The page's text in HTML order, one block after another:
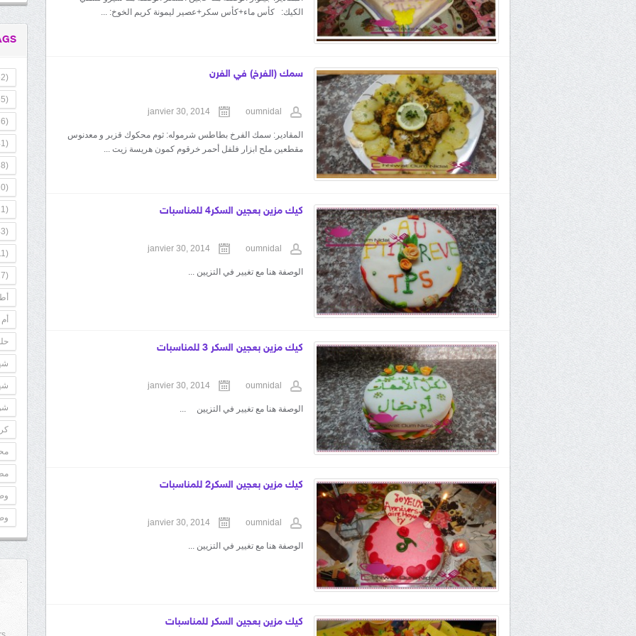
الكيك: كأس ماء+كأس سكر+عصير ليمونة كريم الخوخ: ...
سمك (الفرخ) في الفرن
oumnidal
janvier 30, 2014
المقادير: سمك الفرخ بطاطس شرموله: ثوم محكوك قزبر و معدنوس
مقطعين ملح ابزار فلفل أحمر خرقوم كمون هريسة زيت ...
كيك مزين بعجين السكر4 للمناسبات
oumnidal
janvier 30, 2014
الوصفة هنا مع تغيير في التزيين ...
كيك مزين بعجين السكر 3 للمناسبات
oumnidal
janvier 30, 2014
الوصفة هنا مع تغيير في التزيين ...
كيك مزين بعجين السكر2 للمناسبات
oumnidal
janvier 30, 2014
الوصفة هنا مع تغيير في التزيين ...
كيك مزين بعجين السكر للمناسبات